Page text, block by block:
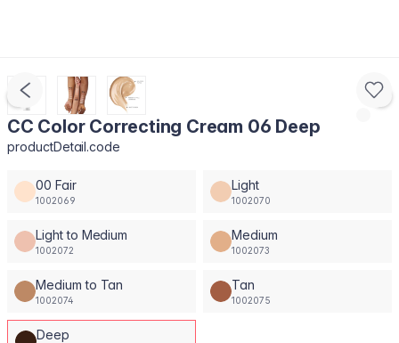
CC Color Correcting Cream 06 Deep
productDetail.code
00 Fair
1002069
Light
1002070
Light to Medium
1002072
Medium
1002073
Medium to Tan
1002074
Tan
1002075
Deep